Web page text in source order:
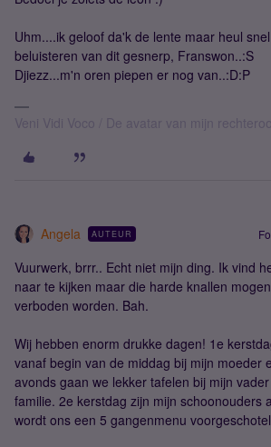
Uhm....ik geloof da'k de lente maar heul
beluisteren van dit gesnerp, Franswon..:S
Djiezz...m'n oren piepen er nog van..:D:P
Veni Vidi Voco / De avatar van mijn
Angela AUTEUR
Vuurwerk, brrr.. Echt niet mijn ding. Ik vind
naar te kijken maar die harde knallen
verboden worden. Bah.
Wij hebben enorm drukke dagen! 1e
vanaf begin van de middag bij mijn moeder
avonds gaan we lekker tafelen bij mijn
familie. 2e kerstdag zijn mijn schoonouders
wordt ons een 5 gangenmenu